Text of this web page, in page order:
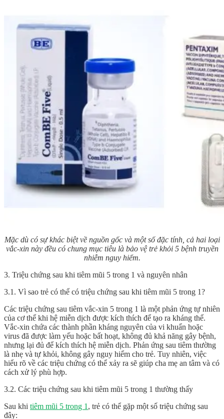
Mặc dù có sự khác biệt về nguồn gốc và một số đặc tính, cả hai loại
vắc-xin này đều có chung mục tiêu là bảo vệ trẻ khỏi 5 bệnh truyền
nhiễm nguy hiểm.
3. Triệu chứng sau khi tiêm mũi 5 trong 1 và nguyên nhân
3.1. Vì sao trẻ có thể có triệu chứng sau khi tiêm mũi 5 trong 1?
Các triệu chứng sau tiêm vắc-xin 5 trong 1 là một phản ứng tự nhiên
của cơ thể khi hệ miễn dịch được kích thích để tạo ra kháng thể.
Vắc-xin chứa các thành phần kháng nguyên của vi khuẩn hoặc
virus đã được làm yếu hoặc bất hoạt, không đủ khả năng gây bệnh,
nhưng lại đủ để kích thích hệ miễn dịch. Phản ứng sau tiêm thường
là nhẹ và tự khỏi, không gây nguy hiểm cho trẻ. Tuy nhiên, việc
hiểu rõ về các triệu chứng có thể xảy ra sẽ giúp cha mẹ an tâm và có
cách xử lý phù hợp.
3.2. Các triệu chứng sau khi tiêm mũi 5 trong 1 thường thấy
Sau khi tiêm mũi 5 trong 1, trẻ có thể gặp một số triệu chứng sau
đây: